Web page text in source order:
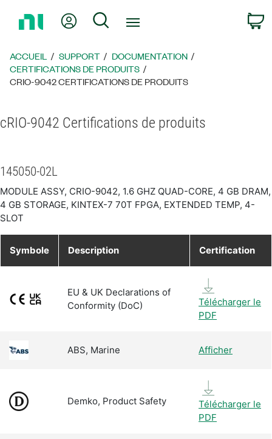
page
d’accueil
Mon compteRechercher
ACCUEIL SUPPORT
DOCUMENTATION
CERTIFICATIONS DE PRODUITS
CRIO-9042 CERTIFICATIONS DE PRODUITS
cRIO-9042 Certifications de produits
145050-02L
MODULE ASSY, CRIO-9042, 1.6 GHZ QUAD-CORE, 4 GB DRAM,
4 GB STORAGE, KINTEX-7 70T FPGA, EXTENDED TEMP, 4-
SLOT
Symbole Description Certification
EU & UK Declarations of
Conformity (DoC)
Télécharger le
PDF
ABS, Marine Afficher
Demko, Product Safety
Télécharger le
PDF